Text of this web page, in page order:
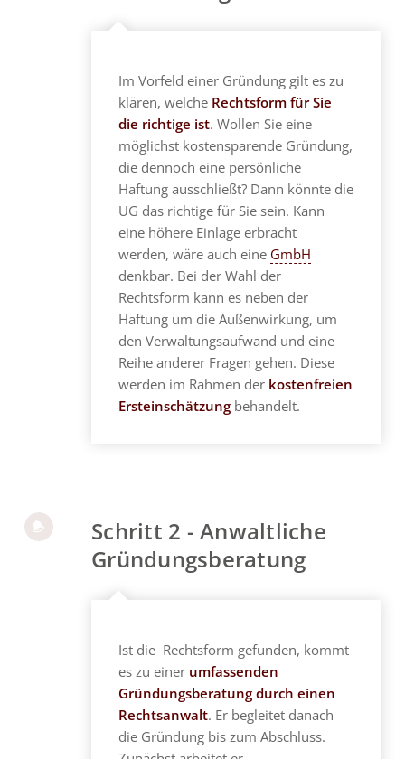
Im Vorfeld einer Gründung gilt es zu
klären, welche Rechtsform für Sie
die richtige ist. Wollen Sie eine
möglichst kostensparende Gründung,
die dennoch eine persönliche
Haftung ausschließt? Dann könnte die
UG das richtige für Sie sein. Kann
eine höhere Einlage erbracht
werden, wäre auch eine GmbH
denkbar. Bei der Wahl der
Rechtsform kann es neben der
Haftung um die Außenwirkung, um
den Verwaltungsaufwand und eine
Reihe anderer Fragen gehen. Diese
werden im Rahmen der kostenfreien
Ersteinschätzung behandelt.
Schritt 2 - Anwaltliche
Gründungsberatung
Ist die Rechtsform gefunden, kommt
es zu einer umfassenden
Gründungsberatung durch einen
Rechtsanwalt. Er begleitet danach
die Gründung bis zum Abschluss.